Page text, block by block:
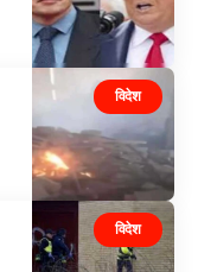
विदेश
विदेश